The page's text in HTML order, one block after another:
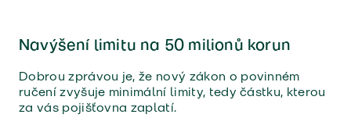
Navýšení limitu na 50 milionů korun
Dobrou zprávou je, že nový zákon o povinném
ručení zvyšuje minimální limity, tedy částku, kterou
za vás pojišťovna zaplatí.